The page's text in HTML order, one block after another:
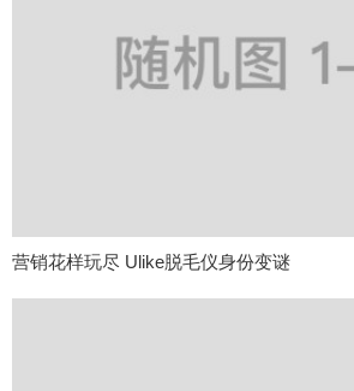
营销花样玩尽 Ulike脱毛仪身份变谜